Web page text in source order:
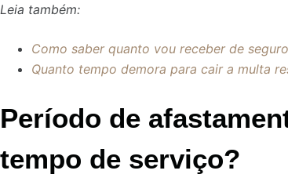
Leia também:
Como saber quanto vou receber de
Quanto tempo demora para cair a multa
Período de
tempo de serviço?